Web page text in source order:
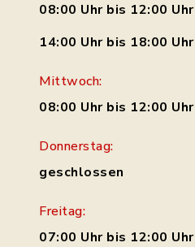
08:00 Uhr bis 12:00 Uhr
14:00 Uhr bis 18:00 Uhr
Mittwoch:
08:00 Uhr bis 12:00 Uhr
Donnerstag:
geschlossen
Freitag:
07:00 Uhr bis 12:00 Uhr